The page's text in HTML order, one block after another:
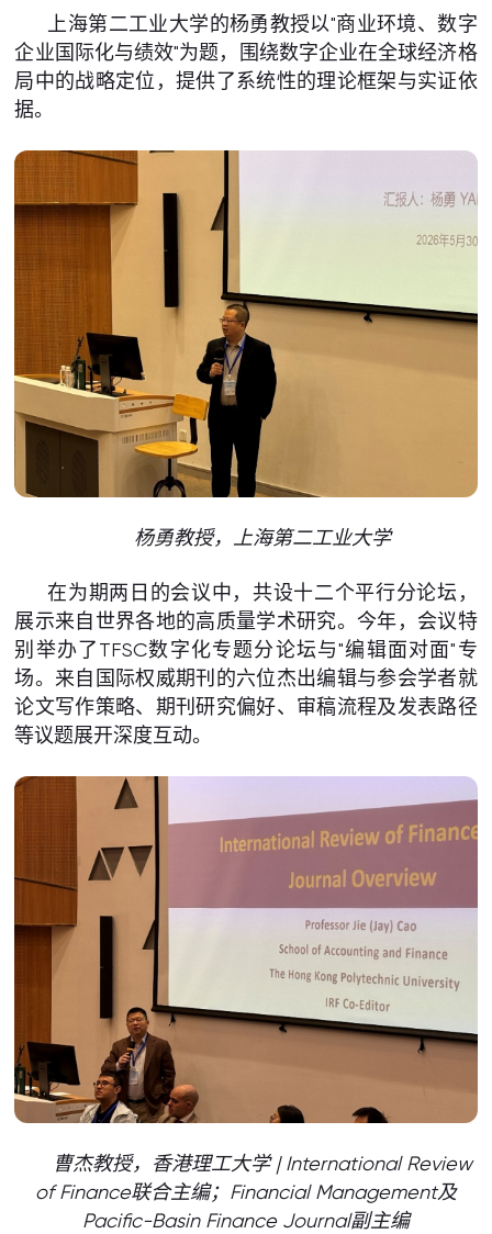
上海第二工业大学的杨勇教授以"商业环境、数字
企业国际化与绩效"为题，围绕数字企业在全球经济格
局中的战略定位，提供了系统性的理论框架与实证依
据。
杨勇教授，上海第二工业大学
在为期两日的会议中，共设十二个平行分论坛，
展示来自世界各地的高质量学术研究。今年，会议特
别举办了TFSC数字化专题分论坛与"编辑面对面"专
场。来自国际权威期刊的六位杰出编辑与参会学者就
论文写作策略、期刊研究偏好、审稿流程及发表路径
等议题展开深度互动。
曹杰教授，香港理工大学 | International Review
of Finance联合主编；Financial Management及
Pacific-Basin Finance Journal副主编